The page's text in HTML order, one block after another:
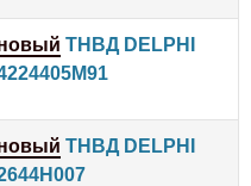
ТНВД DELPHI
ТНВД DELPHI